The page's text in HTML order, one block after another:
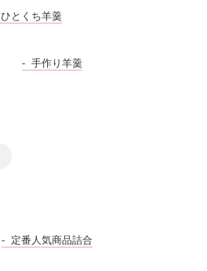
ひとくち羊羹
手作り羊羹
定番人気商品詰合